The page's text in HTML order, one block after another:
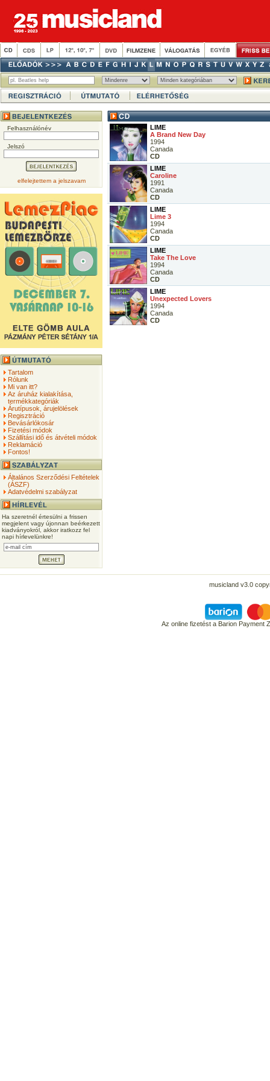
Felhasználónév
Jelszó
elfelejtettem a jelszavam
Tartalom
Rólunk
Mi van itt?
Az áruház kialakítása,
termékkategóriák
Árutípusok, árujelölések
Regisztráció
Bevásárlókosár
Fizetési módok
Szállítási idő és átvételi módok
Reklamáció
Fontos!
Általános Szerződési Feltételek
(ÁSZF)
Adatvédelmi szabályzat
Ha szeretnél értesülni a frissen
megjelent vagy újonnan beérkezett
kiadványokról, akkor iratkozz fel
napi hírlevelünkre!
LIME
A Brand New Day
1994
Canada
CD
LIME
Caroline
1991
Canada
CD
LIME
Lime 3
1994
Canada
CD
LIME
Take The Love
1994
Canada
CD
LIME
Unexpected Lovers
1994
Canada
CD
musicland v3.0
Az online fizetést a Barion Payment